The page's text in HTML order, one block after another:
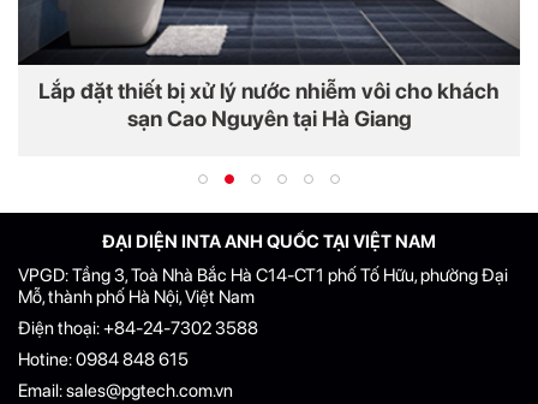
Lắp đặt thiết bị xử lý nước nhiễm vôi cho khách
sạn Cao Nguyên tại Hà Giang
ĐẠI DIỆN INTA ANH QUỐC TẠI VIỆT NAM
VPGD: Tầng 3, Toà Nhà Bắc Hà C14-CT1 phố Tố Hữu, phường Đại
Mỗ, thành phố Hà Nội, Việt Nam
Điện thoại:+84-24-7302 3588
Hotine:0984 848 615
Email:sales@pgtech.com.vn